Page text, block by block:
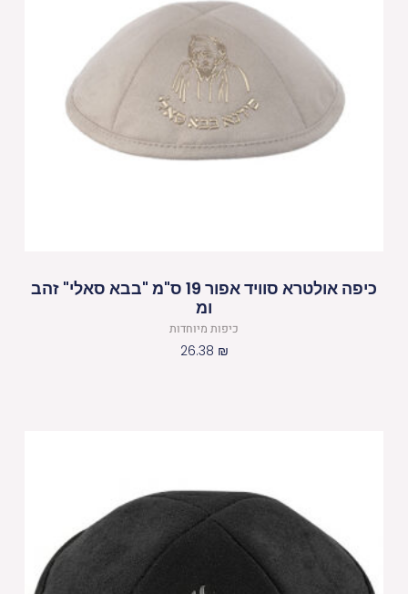
כיפה אולטרא סוויד אפור 19 ס"מ "בבא סאלי" זהב
ומ
כיפות מיוחדות
26.38 ₪